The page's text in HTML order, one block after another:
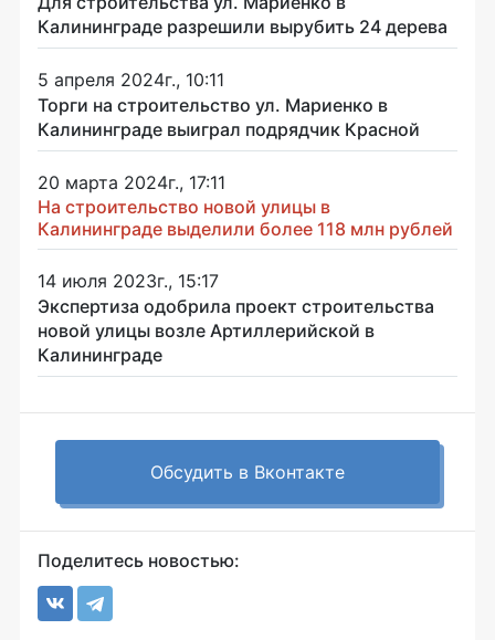
Калининграде разрешили вырубить 24 дерева
5 апреля 2024г., 10:11
Торги на строительство ул. Мариенко в
Калининграде выиграл подрядчик Красной
20 марта 2024г., 17:11
На строительство новой улицы в
Калининграде выделили более 118 млн рублей
14 июля 2023г., 15:17
Экспертиза одобрила проект строительства
новой улицы возле Артиллерийской в
Калининграде
Обсудить в Вконтакте
Поделитесь новостью: